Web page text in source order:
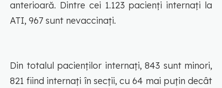
anterioară. Dintre cei 1.123 pacienți internați la
ATI, 967 sunt nevaccinați.
Din totalul pacienților internați, 843 sunt minori,
821 fiind internați în secții, cu 64 mai puțin decât